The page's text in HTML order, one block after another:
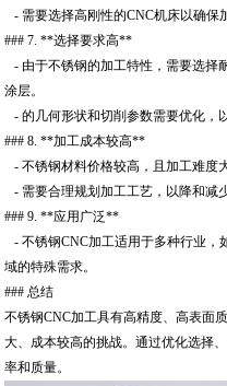
- 需要选择高刚性的CNC机床以确保
### 7. **选择要求高**
- 由于不锈钢的加工特性，需要选择
涂层。
- 的几何形状和切削参数需要优化，
### 8. **加工成本较高**
- 不锈钢材料价格较高，且加工难度
- 需要合理规划加工工艺，以降和减
### 9. **应用广泛**
- 不锈钢CNC加工适用于多种行业，
域的特殊需求。
### 总结
不锈钢CNC加工具有高精度、高表面
大、成本较高的挑战。通过优化选择
率和质量。